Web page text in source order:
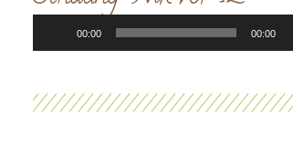
Player
00:00 00:00